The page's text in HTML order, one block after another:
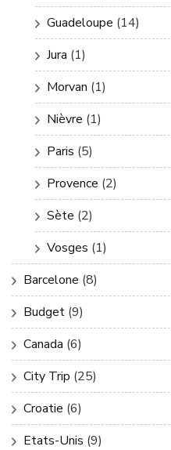
Guadeloupe (14)
Jura (1)
Morvan (1)
Nièvre (1)
Paris (5)
Provence (2)
Sète (2)
Vosges (1)
Barcelone (8)
Budget (9)
Canada (6)
City Trip (25)
Croatie (6)
Etats-Unis (9)